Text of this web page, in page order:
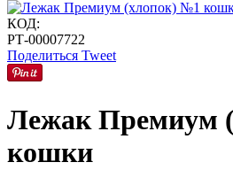
КОД:
РТ-00007722
Поделиться Tweet
Лежак Премиум
кошки